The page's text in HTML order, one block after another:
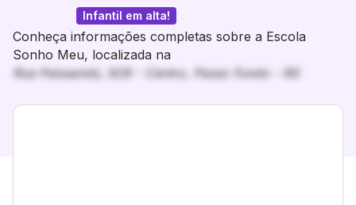
Infantil em alta!
Conheça informações completas sobre a Escola
Sonho Meu, localizada na
Rua Paissandú, 928 - Centro, Passo Fundo - RS